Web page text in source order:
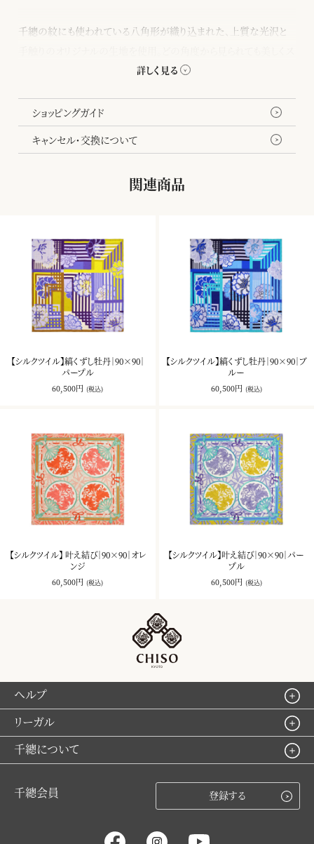
千總の紋にも使われている八角形が織り込まれた、上質な光沢と
タイリングできるよう、裏面にも染めをほどこしました。
ショッピングガイド
キャンセル・交換について
関連商品
【シルクツイル】縞くずし牡丹｜90×90｜
パープル
60,500円 (税込)
【シルクツイル】縞くずし牡丹｜90×90｜ブ
ルー
60,500円 (税込)
【シルクツイル】 叶え結び｜90×90｜オレ
ンジ
60,500円 (税込)
【シルクツイル】叶え結び｜90×90｜パー
プル
60,500円 (税込)
ヘルプ
リーガル
千總について
千總会員 登録する